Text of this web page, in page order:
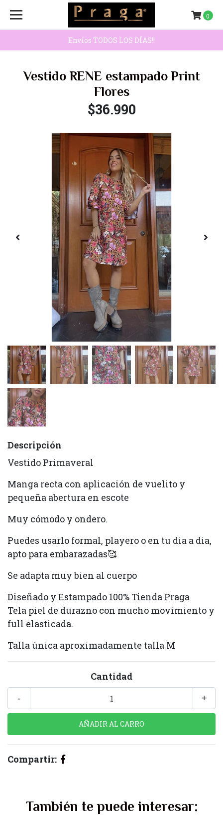
Envíos TODOS LOS DÍAS!!
0
Vestido RENE estampado Print
Flores
$36.990
Descripción
Vestido Primaveral
Manga recta con aplicación de vuelito y
pequeña abertura en escote
Muy cómodo y ondero.
Puedes usarlo formal, playero o en tu dia a dia,
apto para embarazadas🥰
Se adapta muy bien al cuerpo
Diseñado y Estampado 100% Tienda Praga
Tela piel de durazno con mucho movimiento y
full elasticada.
Talla única aproximadamente talla M
Cantidad
+
-
Compartir:
También te puede interesar: